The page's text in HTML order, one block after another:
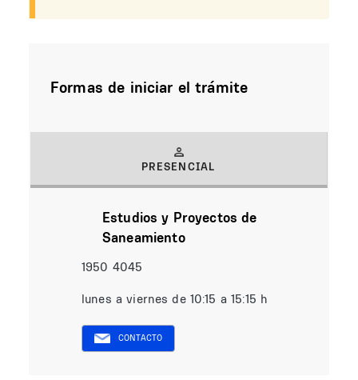
Formas de iniciar el trámite
PRESENCIAL
Estudios y Proyectos de
Saneamiento
1950 4045
lunes a viernes de 10:15 a 15:15 h
CONTACTO